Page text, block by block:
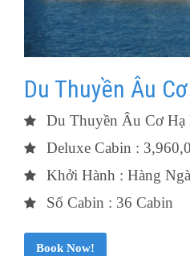
Du Thuyền Âu
Du Thuyền Âu Cơ Hạ
Deluxe Cabin :
Khởi Hành : Hàng
Số Cabin : 36 Cabin
Book Now!